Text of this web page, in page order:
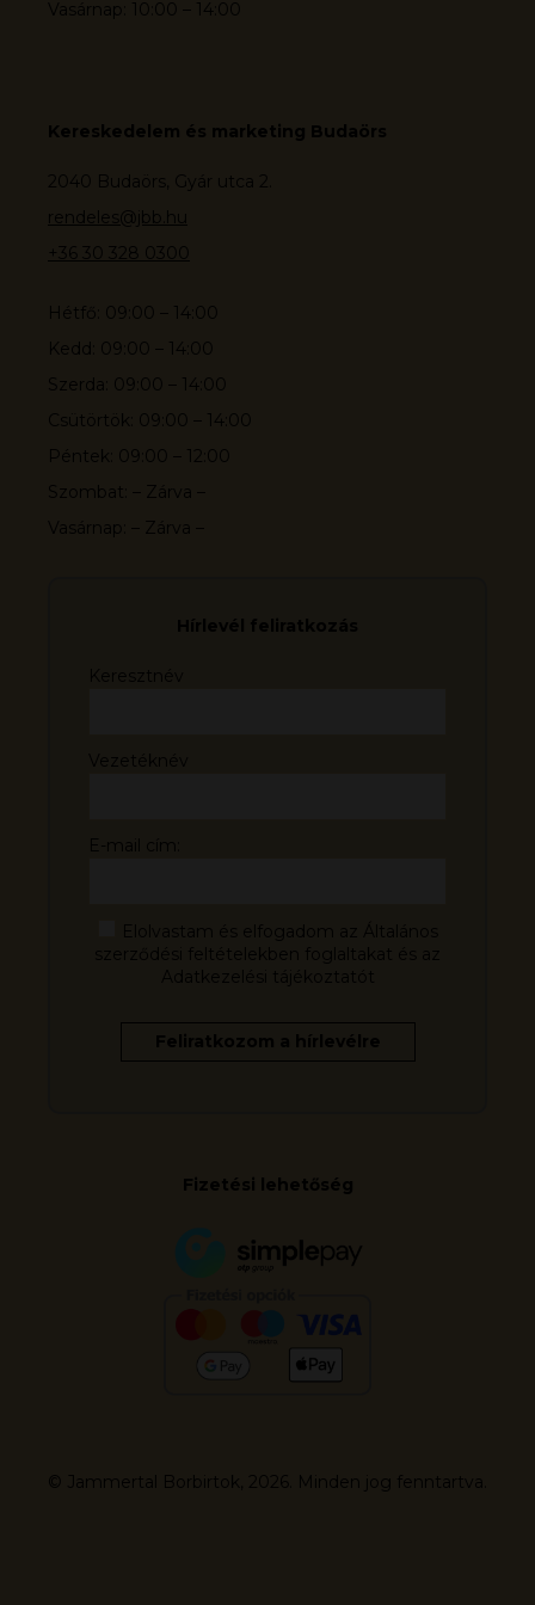
Vasárnap: 10:00 – 14:00
Kereskedelem és marketing Budaörs
2040 Budaörs, Gyár utca 2.
rendeles@jbb.hu
+36 30 328 0300
Hétfő: 09:00 – 14:00
Kedd: 09:00 – 14:00
Szerda: 09:00 – 14:00
Csütörtök: 09:00 – 14:00
Péntek: 09:00 – 12:00
Szombat: – Zárva –
Vasárnap: – Zárva –
Fizetési lehetőség
© Jammertal Borbirtok, 2026. Minden jog fenntartva.